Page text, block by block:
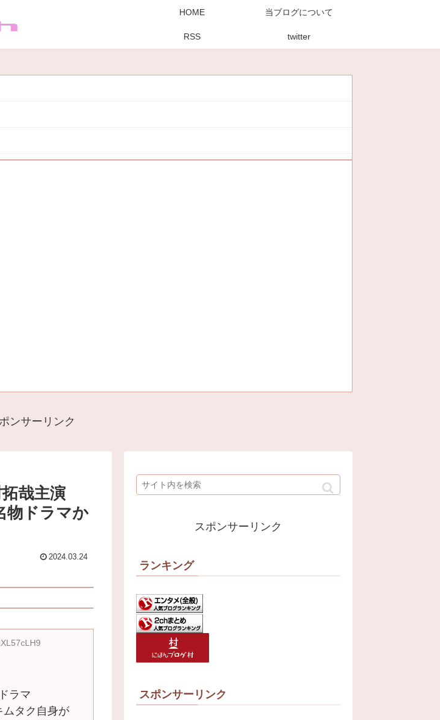
HOME 当ブログについて
RSS twitter
ンサーリンク
哉主演
物ドラマか
2024.03.24
ラマ
タク自身が
スポンサーリンク
ランキング
スポンサーリンク